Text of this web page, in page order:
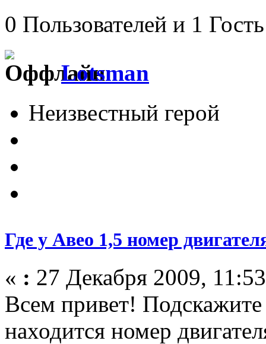
0 Пользователей и 1
Lotsman
Неизвестный герой
Где у Авео 1,5 номер
« : 27 Декабря 2009,
Всем привет!
находится номер